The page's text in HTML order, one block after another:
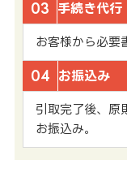
03 手続き代行
お客様から必要
04 お振込み
引取完了後、原
お振込み。